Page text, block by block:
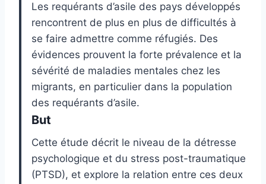
Les requérants d’asile des pays développés
rencontrent de plus en plus de difficultés à
se faire admettre comme réfugiés. Des
évidences prouvent la forte prévalence et la
sévérité de maladies mentales chez les
migrants, en particulier dans la population
des requérants d’asile.
But
Cette étude décrit le niveau de la détresse
psychologique et du stress post-traumatique
(PTSD), et explore la relation entre ces deux